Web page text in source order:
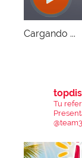
Cargando ...
Tu